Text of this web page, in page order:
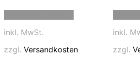
auf.
inkl. MwSt.
zzgl. Versandkosten
inkl.
zzgl.